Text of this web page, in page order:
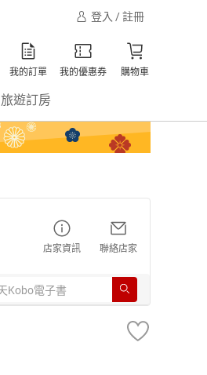
登入 / 註冊
我的訂單 我的優惠券 購物車
旅遊訂房
店家資訊 聯絡店家